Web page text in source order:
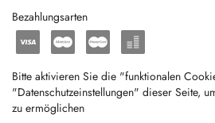
Bezahlungsarten
Bitte aktivieren Sie die "funktionalen
"Datenschutzeinstellungen" dieser Seite,
zu ermöglichen